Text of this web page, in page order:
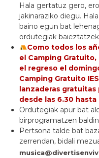
Hala gertatuz gero,
jakinaraziko diegu.
baino egun bat
ordutegiak
Como todos los
el Camping
el regreso el
Camping Gratuito
lanzaderas
desde las 6.30 hasta
Ordutegiak apur bat
birprogramatzen baldin
Pertsona talde bat
zerrendan, bidali